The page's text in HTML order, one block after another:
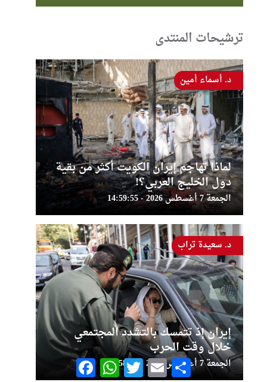
ترشيحات المنتدى
لماذا تهاجم إيران الكويت أكثر من بقية
دول الخليج العربي؟!
الجمعة 7 أغسطس 2026 - 14:59:55
د. أسماء أمين
إيران إذ تتمسك بالتشدد المجتمعي
خلال وقت الحرب
الجمعة 7 أغسطس 2026 - 14:58:30
د. سعيدة تراب
FacebookWhatsAppTwitter Email Share